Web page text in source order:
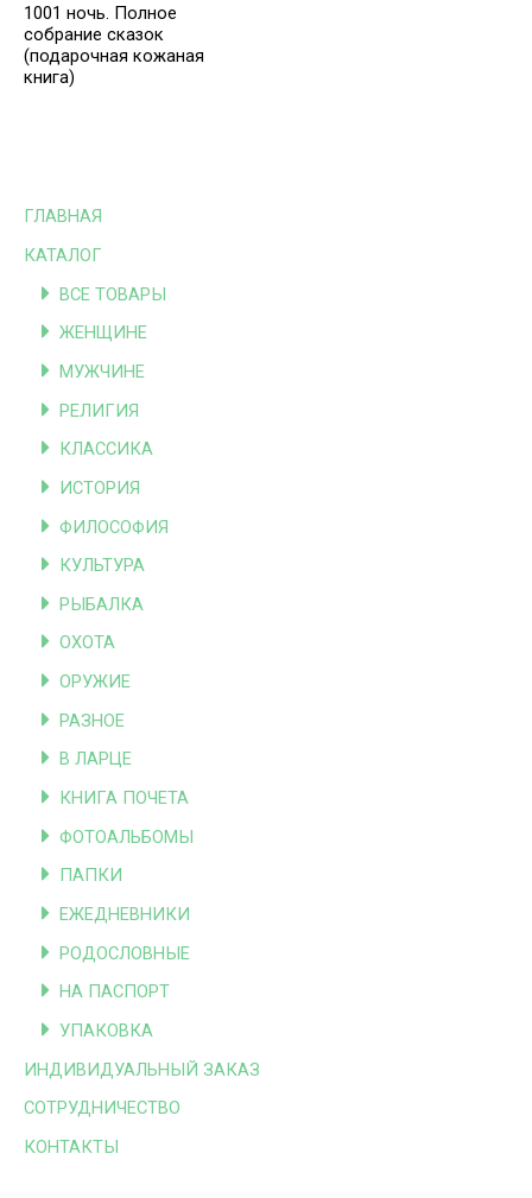
ГЛАВНАЯ
КАТАЛОГ
ВСЕ ТОВАРЫ
ЖЕНЩИНЕ
МУЖЧИНЕ
РЕЛИГИЯ
КЛАССИКА
ИСТОРИЯ
ФИЛОСОФИЯ
КУЛЬТУРА
РЫБАЛКА
ОХОТА
ОРУЖИЕ
РАЗНОЕ
В ЛАРЦЕ
КНИГА ПОЧЕТА
ФОТОАЛЬБОМЫ
ПАПКИ
ЕЖЕДНЕВНИКИ
РОДОСЛОВНЫЕ
НА ПАСПОРТ
УПАКОВКА
ИНДИВИДУАЛЬНЫЙ ЗАКАЗ
СОТРУДНИЧЕСТВО
КОНТАКТЫ
1001 ночь. Полное
собрание сказок
(подарочная кожаная
книга)